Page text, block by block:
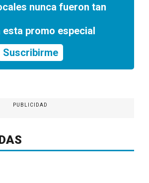
nunca fueron tan
esta promo especial
Suscribirme
PUBLICIDAD